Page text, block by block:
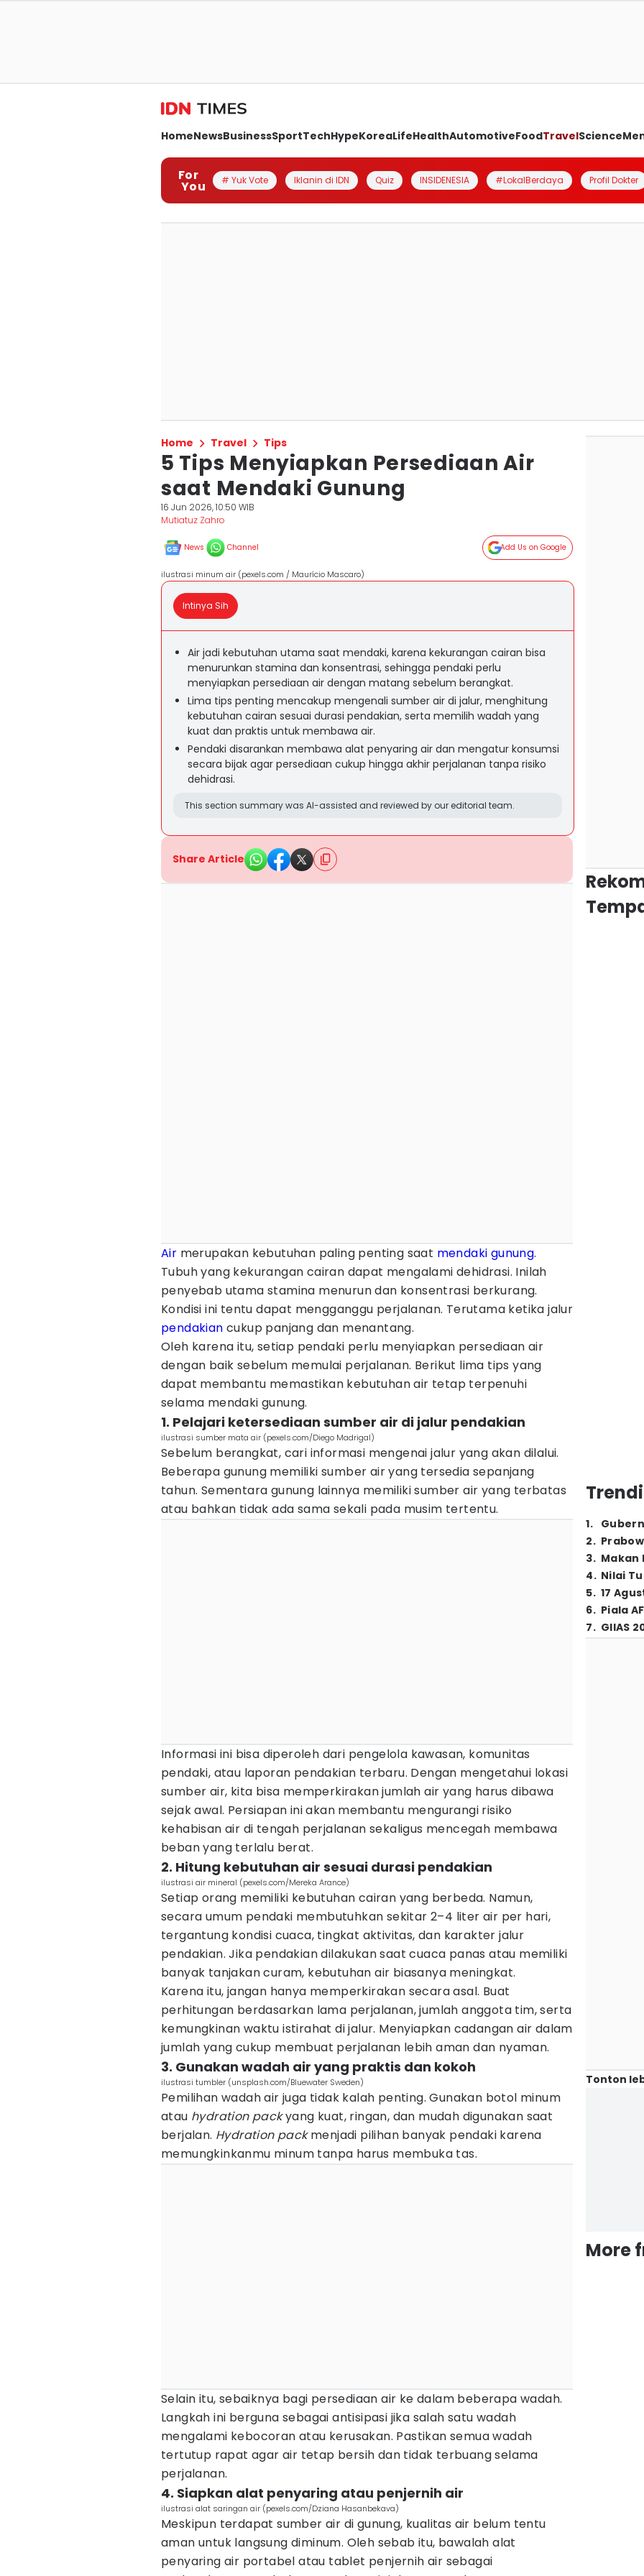
HomeNewsBusinessSportTechHypeKoreaLifeHealthAutomotiveFoodTravelScience
For
You # Yuk Vote Iklanin di IDN Quiz INSIDENESIA #LokalBerdaya Profil Dokter
Home Travel Tips
5 Tips Menyiapkan Persediaan Air
saat Mendaki Gunung
16 Jun 2026, 10:50 WIB
Mutiatuz Zahro
News Channel Add Us on Google
ilustrasi minum air (pexels.com / Maurício Mascaro)
Intinya Sih
Air jadi kebutuhan utama saat mendaki, karena kekurangan cairan bisa
menurunkan stamina dan konsentrasi, sehingga pendaki perlu
menyiapkan persediaan air dengan matang sebelum berangkat.
Lima tips penting mencakup mengenali sumber air di jalur, menghitung
kebutuhan cairan sesuai durasi pendakian, serta memilih wadah yang
kuat dan praktis untuk membawa air.
Pendaki disarankan membawa alat penyaring air dan mengatur konsumsi
secara bijak agar persediaan cukup hingga akhir perjalanan tanpa risiko
dehidrasi.
This section summary was AI-assisted and reviewed by our editorial team.
Share Article
Air merupakan kebutuhan paling penting saat mendaki gunung.
Tubuh yang kekurangan cairan dapat mengalami dehidrasi. Inilah
penyebab utama stamina menurun dan konsentrasi berkurang.
Kondisi ini tentu dapat mengganggu perjalanan. Terutama ketika jalur
pendakian cukup panjang dan menantang.
Oleh karena itu, setiap pendaki perlu menyiapkan persediaan air
dengan baik sebelum memulai perjalanan. Berikut lima tips yang
dapat membantu memastikan kebutuhan air tetap terpenuhi
selama mendaki gunung.
1. Pelajari ketersediaan sumber air di jalur pendakian
ilustrasi sumber mata air (pexels.com/Diego Madrigal)
Sebelum berangkat, cari informasi mengenai jalur yang akan dilalui.
Beberapa gunung memiliki sumber air yang tersedia sepanjang
tahun. Sementara gunung lainnya memiliki sumber air yang terbatas
atau bahkan tidak ada sama sekali pada musim tertentu.
Informasi ini bisa diperoleh dari pengelola kawasan, komunitas
pendaki, atau laporan pendakian terbaru. Dengan mengetahui lokasi
sumber air, kita bisa memperkirakan jumlah air yang harus dibawa
sejak awal. Persiapan ini akan membantu mengurangi risiko
kehabisan air di tengah perjalanan sekaligus mencegah membawa
beban yang terlalu berat.
2. Hitung kebutuhan air sesuai durasi pendakian
ilustrasi air mineral (pexels.com/Mereka Arance)
Setiap orang memiliki kebutuhan cairan yang berbeda. Namun,
secara umum pendaki membutuhkan sekitar 2–4 liter air per hari,
tergantung kondisi cuaca, tingkat aktivitas, dan karakter jalur
pendakian. Jika pendakian dilakukan saat cuaca panas atau memiliki
banyak tanjakan curam, kebutuhan air biasanya meningkat.
Karena itu, jangan hanya memperkirakan secara asal. Buat
perhitungan berdasarkan lama perjalanan, jumlah anggota tim, serta
kemungkinan waktu istirahat di jalur. Menyiapkan cadangan air dalam
jumlah yang cukup membuat perjalanan lebih aman dan nyaman.
3. Gunakan wadah air yang praktis dan kokoh
ilustrasi tumbler (unsplash.com/Bluewater Sweden)
Pemilihan wadah air juga tidak kalah penting. Gunakan botol minum
atau hydration packyang kuat, ringan, dan mudah digunakan saat
berjalan. Hydration packmenjadi pilihan banyak pendaki karena
memungkinkanmu minum tanpa harus membuka tas.
Selain itu, sebaiknya bagi persediaan air ke dalam beberapa wadah.
Langkah ini berguna sebagai antisipasi jika salah satu wadah
mengalami kebocoran atau kerusakan. Pastikan semua wadah
tertutup rapat agar air tetap bersih dan tidak terbuang selama
perjalanan.
4. Siapkan alat penyaring atau penjernih air
ilustrasi alat saringan air (pexels.com/Dziana Hasanbekava)
Meskipun terdapat sumber air di gunung, kualitas air belum tentu
aman untuk langsung diminum. Oleh sebab itu, bawalah alat
penyaring air portabel atau tablet penjernih air sebagai
1.
2.
3. Makan
4. Nilai
5. 17
6. Piala
7. GIIAS
Tonton
More